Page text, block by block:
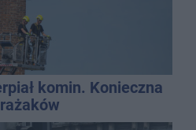
komin. Konieczna